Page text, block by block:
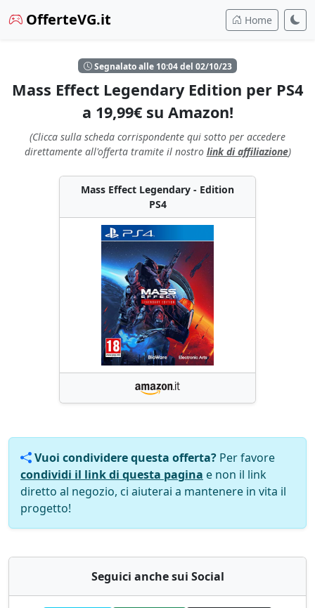
OfferteVG.it Home
Segnalato alle 10:04 del 02/10/23
Mass Effect Legendary Edition per PS4
a 19,99€ su Amazon!
(Clicca sulla scheda corrispondente qui sotto per accedere
direttamente all'offerta tramite il nostro link di affiliazione)
Mass Effect Legendary - Edition
PS4
Vuoi condividere questa offerta? Per favore
condividi il link di questa pagina e non il link
diretto al negozio, ci aiuterai a mantenere in vita il
progetto!
Seguici anche sui Social